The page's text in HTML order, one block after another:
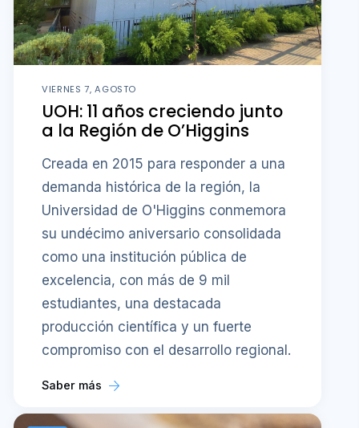
VIERNES 7, AGOSTO
UOH: 11 años creciendo junto
a la Región de O’Higgins
Creada en 2015 para responder a una
demanda histórica de la región, la
Universidad de O'Higgins conmemora
su undécimo aniversario consolidada
como una institución pública de
excelencia, con más de 9 mil
estudiantes, una destacada
producción científica y un fuerte
compromiso con el desarrollo regional.
Saber más